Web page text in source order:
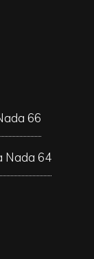
66
Nada 64